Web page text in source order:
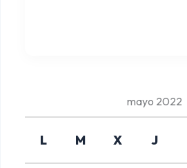
mayo 2022
L M X J